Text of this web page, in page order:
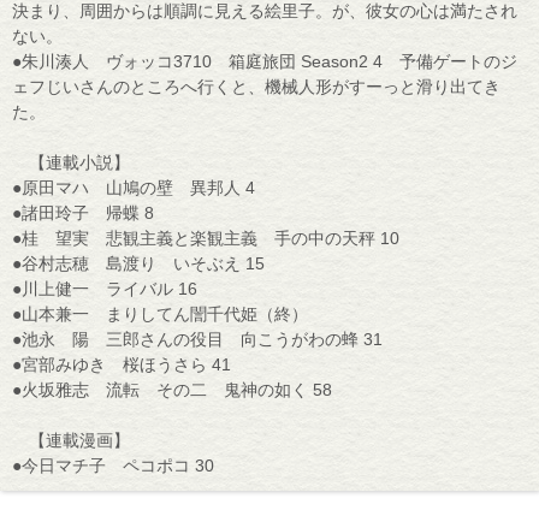
決まり、周囲からは順調に見える絵里子。が、彼女の心は満たされ
ない。
●朱川湊人 ヴォッコ3710 箱庭旅団 Season2 4 予備ゲートのジ
ェフじいさんのところへ行くと、機械人形がすーっと滑り出てき
た。
【連載小説】
●原田マハ 山鳩の壁 異邦人 4
●諸田玲子 帰蝶 8
●桂 望実 悲観主義と楽観主義 手の中の天秤 10
●谷村志穂 島渡り いそぶえ 15
●川上健一 ライバル 16
●山本兼一 まりしてん誾千代姫（終）
●池永 陽 三郎さんの役目 向こうがわの蜂 31
●宮部みゆき 桜ほうさら 41
●火坂雅志 流転 その二 鬼神の如く 58
【連載漫画】
●今日マチ子 ペコポコ 30